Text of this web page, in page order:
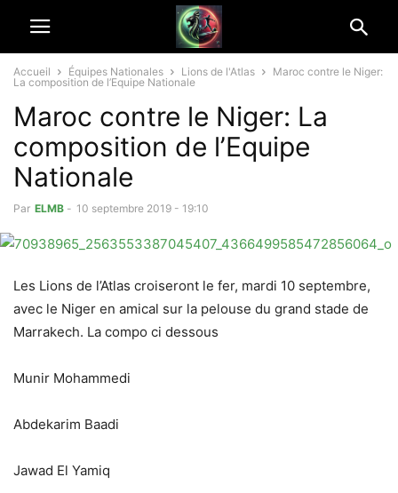
Accueil Équipes Nationales Lions de l'Atlas
Maroc contre le Niger:
La composition de l’Equipe Nationale
Maroc contre le Niger: La
composition de l’Equipe
Nationale
Par ELMB - 10 septembre 2019 - 19:10
Les Lions de l’Atlas croiseront le fer, mardi 10 septembre,
avec le Niger en amical sur la pelouse du grand stade de
Marrakech. La compo ci dessous
Munir Mohammedi
Abdekarim Baadi
Jawad El Yamiq